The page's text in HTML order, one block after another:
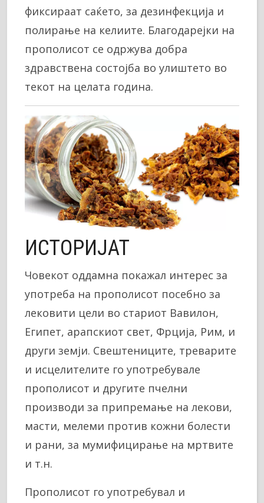
фиксираат саќето, за дезинфекција и
полирање на келиите. Благодарејки на
прополисот се одржува добра
здравствена состојба во улиштето во
текот на целата година.
ИСТОРИЈАТ
Човекот оддамна покажал интерес за
употреба на прополисот посебно за
лековити цели во стариот Вавилон,
Египет, арапскиот свет, Фрција, Рим, и
други земји. Свештениците, треварите
и исцелителите го употребувале
прополисот и другите пчелни
производи за припремање на лекови,
масти, мелеми против кожни болести
и рани, за мумифицирање на мртвите
и т.н.
Прополисот го употребувал и